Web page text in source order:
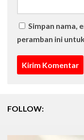
Simpan nama,
peramban ini
FOLLOW: